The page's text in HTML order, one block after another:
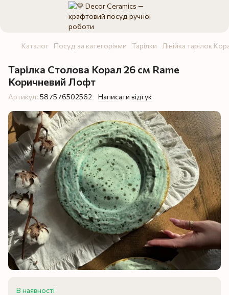
Каталог Посуд за категоріями Тарілки Лінійка тарілок
Тарілка Столова Корал 26 см Rame
Коричневий Лофт
Артикул: 587576502562 Написати відгук
В наявності